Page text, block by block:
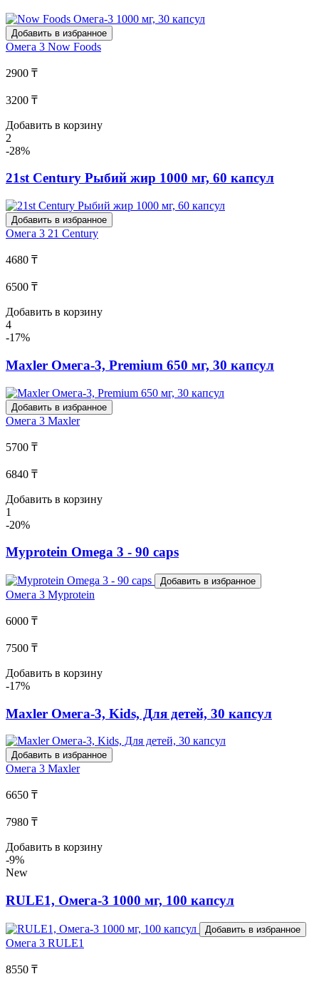
Добавить в избранное
Омега 3 Now Foods
2900 ₸
3200 ₸
Добавить в корзину
2
-28%
21st Century Рыбий жир 1000 мг, 60 капсул
Добавить в избранное
Омега 3 21 Century
4680 ₸
6500 ₸
Добавить в корзину
4
-17%
Maxler Омега-3, Premium 650 мг, 30 капсул
Добавить в избранное
Омега 3 Maxler
5700 ₸
6840 ₸
Добавить в корзину
1
-20%
Myprotein Omega 3 - 90 caps
Добавить в избранное
Омега 3 Myprotein
6000 ₸
7500 ₸
Добавить в корзину
-17%
Maxler Омега-3, Kids, Для детей, 30 капсул
Добавить в избранное
Омега 3 Maxler
6650 ₸
7980 ₸
Добавить в корзину
-9%
New
RULE1, Омега-3 1000 мг, 100 капсул
Добавить в избранное
Омега 3 RULE1
8550 ₸